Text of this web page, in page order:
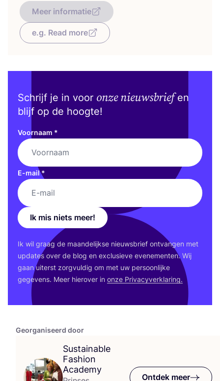
Georganiseerd door
Sustainable
Fashion
Academy
Ontdek meer
Meer informatie
e.g. Read more
Schrijf je in voor onze nieuwsbriefen
blijf op de hoogte!
Voornaam *
E-mail*
Ik mis niets meer!
Ik wil graag de maan­de­lijk­se nieuws­brief ont­van­gen met
upda­tes over de blog en exclu­sie­ve eve­ne­men­ten. Wij
gaan uiterst zorg­vul­dig om met uw per­soon­lij­ke
gege­vens. Meer hier­over in onze Pri­va­cy­ver­kla­ring.